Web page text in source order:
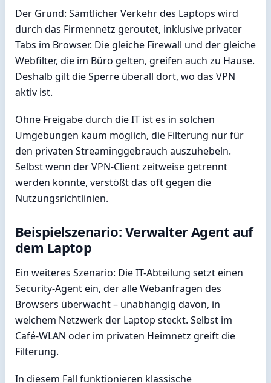
Der Grund: Sämtlicher Verkehr des Laptops wird
durch das Firmennetz geroutet, inklusive privater
Tabs im Browser. Die gleiche Firewall und der gleiche
Webfilter, die im Büro gelten, greifen auch zu Hause.
Deshalb gilt die Sperre überall dort, wo das VPN
aktiv ist.
Ohne Freigabe durch die IT ist es in solchen
Umgebungen kaum möglich, die Filterung nur für
den privaten Streaminggebrauch auszuhebeln.
Selbst wenn der VPN-Client zeitweise getrennt
werden könnte, verstößt das oft gegen die
Nutzungsrichtlinien.
Beispielszenario: Verwalter Agent auf
dem Laptop
Ein weiteres Szenario: Die IT-Abteilung setzt einen
Security-Agent ein, der alle Webanfragen des
Browsers überwacht – unabhängig davon, in
welchem Netzwerk der Laptop steckt. Selbst im
Café-WLAN oder im privaten Heimnetz greift die
Filterung.
In diesem Fall funktionieren klassische